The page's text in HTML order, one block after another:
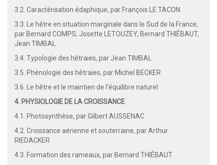
3.2. Caractérisation édaphique, par François LE TACON
3.3. Le hêtre en situation marginale dans le Sud de la France,
par Bernard COMPS, Josette LETOUZEY, Bernard THIÉBAUT,
Jean TIMBAL
3.4. Typologie des hêtraies, par Jean TIMBAL
3.5. Phénologie des hêtraies, par Michel BECKER
3.6. Le hêtre et le maintien de l'équilibre naturel
4. PHYSIOLOGIE DE LA CROISSANCE
4.1. Photosynthèse, par Gilbert AUSSENAC
4.2. Croissance aérienne et souterraine, par Arthur
RlEDACKER
4.3. Formation des rameaux, par Bernard THIÉBAUT